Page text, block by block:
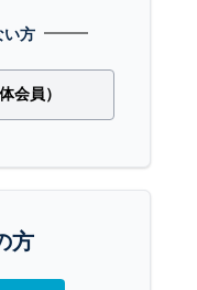
い方
会員）
方